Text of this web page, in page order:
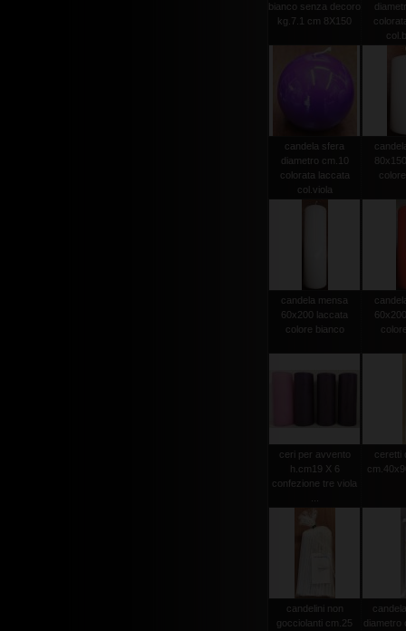
bianco senza decoro
kg.7.1 cm 8X150
candela sfera
diametro cm.10
colorata laccata
col.viola
candela mensa
60x200 laccata
colore bianco
ceri per avvento
h.cm19 X 6
confezione tre viola
ceretti
candelini non
gocciolanti cm.25
diametro